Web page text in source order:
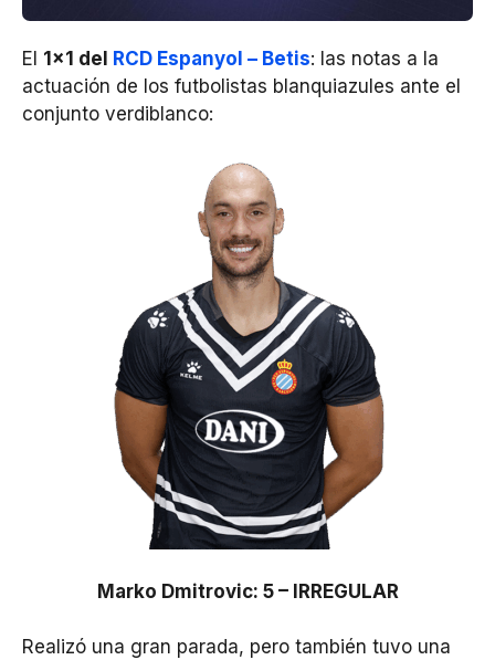
El 1×1 del RCD Espanyol – Betis: las notas a la
actuación de los futbolistas blanquiazules ante el
conjunto verdiblanco:
Marko Dmitrovic: 5 – IRREGULAR
Realizó una gran parada, pero también tuvo una